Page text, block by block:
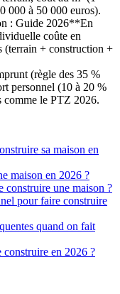
000 à 50 000 euros).
: Guide 2026**En
coûte en
(terrain + construction +
(règle des 35 %
personnel (10 à 20 %
comme le PTZ 2026.
sa maison en
maison en 2026 ?
construire une maison ?
pour faire construire
quand on fait
construire en 2026 ?